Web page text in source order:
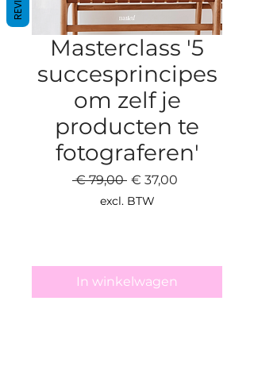
Masterclass '5
succesprincipes
om zelf je
producten te
fotograferen'
€ 79,00 Normale
prijs
€ 37,00
excl. BTW
In winkelwagen